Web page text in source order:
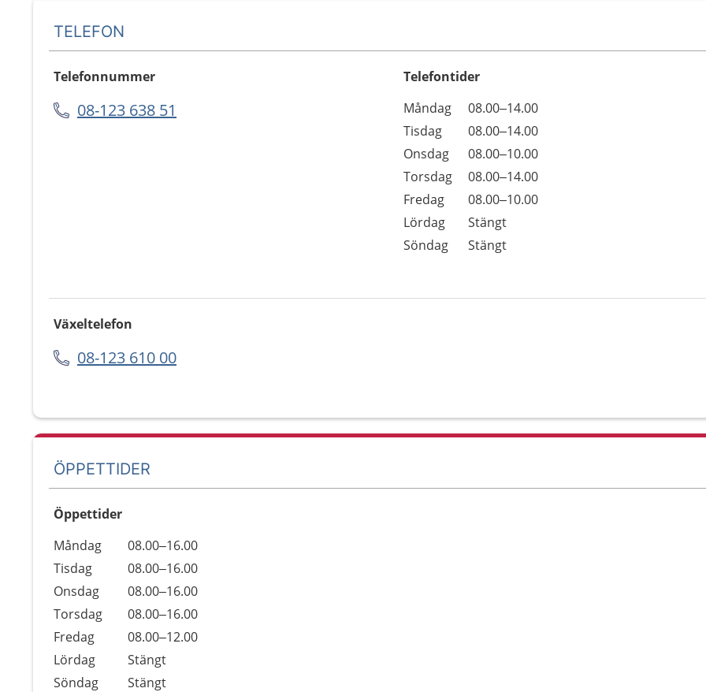
TELEFON
Telefonnummer
08-123 638 51
Telefontider
Dag
Öppettider
Kommentarer
Måndag
08.00–14.00
Tisdag
08.00–14.00
Onsdag
08.00–10.00
Torsdag
08.00–14.00
Fredag
08.00–10.00
Lördag
Stängt
Söndag
Stängt
Växeltelefon
08-123 610 00
ÖPPETTIDER
Öppettider
Dag
Öppettider
Kommentarer
Måndag
08.00–16.00
Tisdag
08.00–16.00
Onsdag
08.00–16.00
Torsdag
08.00–16.00
Fredag
08.00–12.00
Lördag
Stängt
Söndag
Stängt